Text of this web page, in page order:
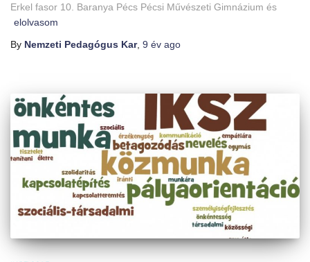
Erkel fasor 10. Baranya Pécs Pécsi Művészeti Gimnázium és
elolvasom
By Nemzeti Pedagógus Kar, 9 év ago